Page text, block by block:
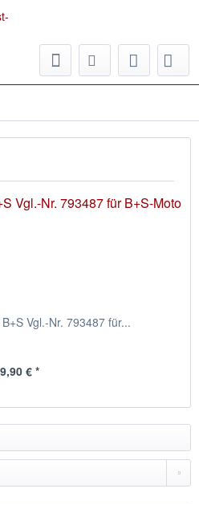
Vgl.-Nr. 793487 für...
9,90 € *